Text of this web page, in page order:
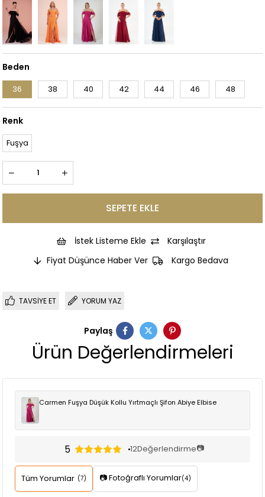
Beden
36 38 40 42 44 46 48
Renk
Fuşya
İstek Listeme Ekle
Karşılaştır
Fiyat Düşünce Haber Ver
Kargo Bedava
TAVSIYE ET YORUM YAZ
Paylaş
Ürün Değerlendirmeleri
Carmen Fuşya Düşük Kollu Yırtmaçlı Şifon Abiye Elbise
5 12Değerlendirme📷
Tüm Yorumlar (7) 📷 Fotoğraflı Yorumlar(4)